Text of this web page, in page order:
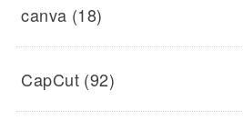
canva (18)
CapCut (92)